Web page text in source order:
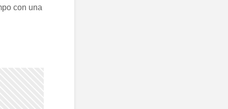
con una